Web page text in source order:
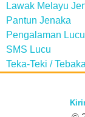
Lawak Melayu
Pantun Jenaka
Pengalaman Lucu
SMS Lucu
Teka-Teki /